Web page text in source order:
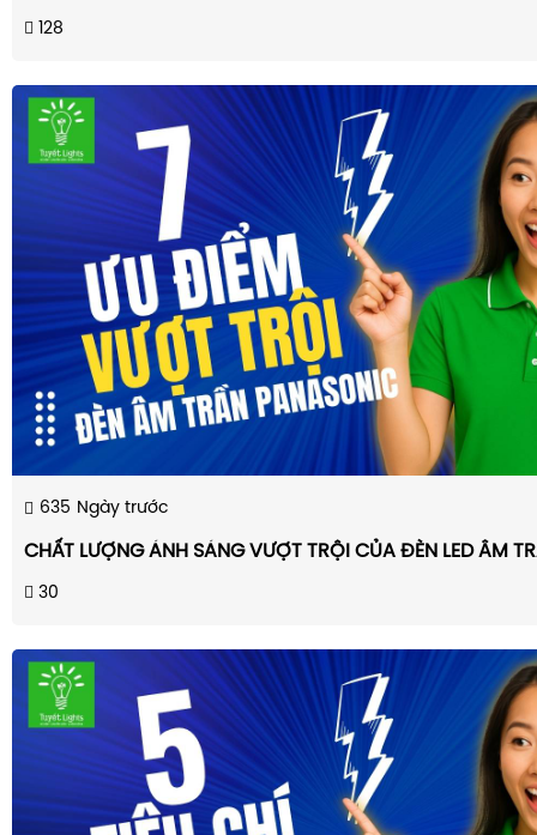
128
635 Ngày trước
CHẤT LƯỢNG ÁNH SÁNG VƯỢT TRỘI CỦA ĐÈN LED ÂM
30